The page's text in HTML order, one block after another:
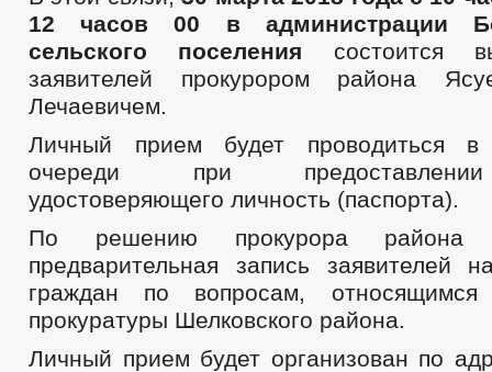
12 часов 00 в администрации
сельского поселения состоится
заявителей прокурором района
Лечаевичем.
Личный прием будет проводиться в
очереди при
удостоверяющего личность (паспорта).
По решению прокурора района
предварительная запись заявителей
граждан по вопросам, относящимся
прокуратуры Шелковского района.
Личный прием будет организован по